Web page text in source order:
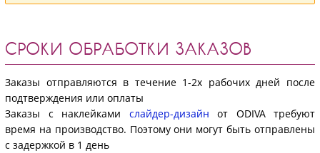
СРОКИ ОБРАБОТКИ ЗАКАЗОВ
Заказы отправляются в течение 1-2х рабочих дней после
подтверждения или оплаты
Заказы с наклейками слайдер-дизайн от ODIVA требуют
время на производство. Поэтому они могут быть отправлены
с задержкой в 1 день